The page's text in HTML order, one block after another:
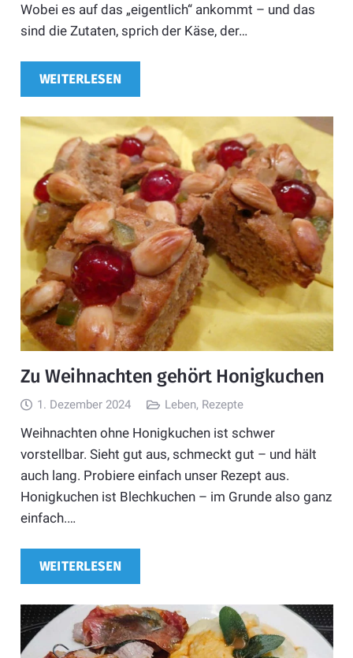
Wobei es auf das „eigentlich“ ankommt – und das
sind die Zutaten, sprich der Käse, der…
WEITERLESEN
Zu Weihnachten gehört Honigkuchen
1. Dezember 2024 Leben, Rezepte
Weihnachten ohne Honigkuchen ist schwer
vorstellbar. Sieht gut aus, schmeckt gut – und hält
auch lang. Probiere einfach unser Rezept aus.
Honigkuchen ist Blechkuchen – im Grunde also ganz
einfach.…
WEITERLESEN